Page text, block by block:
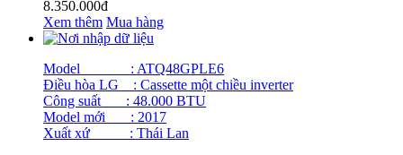
8.350.000đ
Xem thêm Mua hàng
Model : ATQ48GPLE6
Điều hòa LG : Cassette một chiều inverter
Công suất : 48.000 BTU
Model mới : 2017
Xuất xứ : Thái Lan